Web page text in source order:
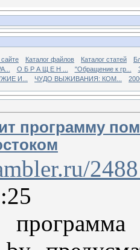
Каталог файлов Каталог статей
О Б Р А Щ Е Н ... "Обращение к гр...
И...
ЧУДО ВЫЖИВАНИЯ: КОМ...
программу